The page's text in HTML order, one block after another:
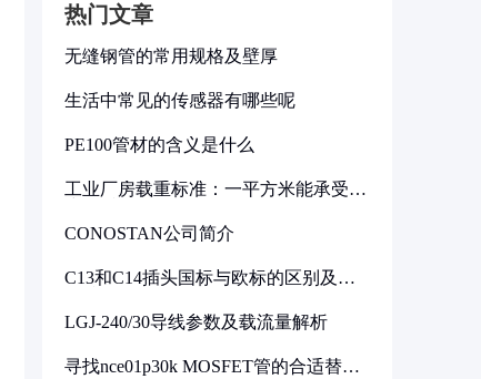
热门文章
无缝钢管的常用规格及壁厚
生活中常见的传感器有哪些呢
PE100管材的含义是什么
工业厂房载重标准：一平方米能承受多
CONOSTAN公司简介
C13和C14插头国标与欧标的区别及其
LGJ-240/30导线参数及载流量解析
寻找nce01p30k MOSFET管的合适替代